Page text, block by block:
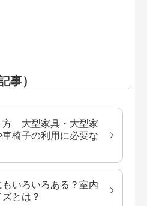
事）
方 大型家具・大型家
椅子の利用に必要な
もいろいろある？室内
とは？